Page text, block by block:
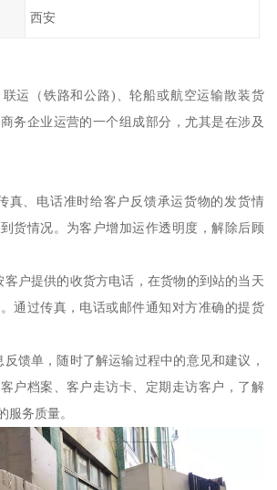
西安
运（铁路和公路)、轮船或航空运输散装货
务企业运营的一个组成部分，尤其是在涉及
真、电话准时给客户反馈承运货物的发货情
货情况。为客户增加运作透明度，解除后顾
客户提供的收货方电话，在货物的到站的当天
通过传真，电话或邮件通知对方准确的提货
馈单，随时了解运输过程中的意见和建议，
户档案、客户走访卡、定期走访客户，了解
服务质量。